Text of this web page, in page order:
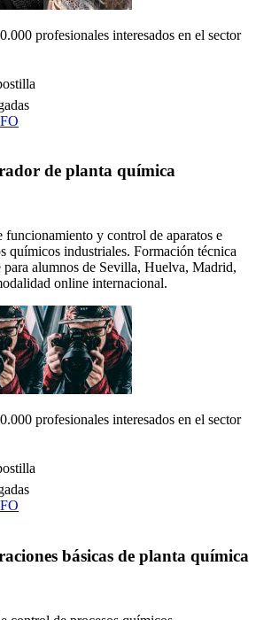
profesionales interesados en el sector
de planta química
funcionamiento y control de aparatos e
químicos industriales. Formación técnica
alumnos de Sevilla, Huelva, Madrid,
online internacional.
profesionales interesados en el sector
básicas de planta química